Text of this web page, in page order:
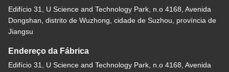
Edifício 31, U Science and Technology Park, n.o 4168, Avenida
Dongshan, distrito de Wuzhong, cidade de Suzhou, província de
Jiangsu
Endereço da Fábrica
Edifício 31, U Science and Technology Park, n.o 4168, Avenida